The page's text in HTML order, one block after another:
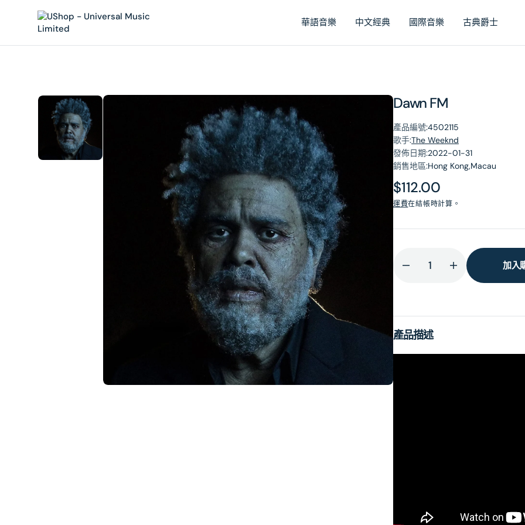
華語音樂 中文經典 國際音樂 古典爵士
Dawn FM
產品編號:4502115
歌手:The Weeknd
發佈日期:2022-01-31
銷售地區:Hong Kong,Macau
原
價
$112.00
運費在結帳時計算。
FM
的
增
FM
加入
產品描述
在
相
簿
中
開
啟
第
1
張
圖